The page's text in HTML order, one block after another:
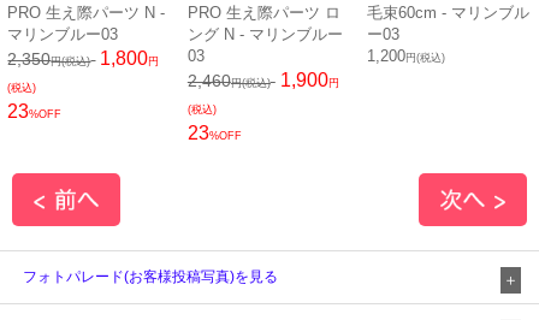
PRO 生え際パーツ N -
マリンブルー03
2,350円(税込) 1,800円
(税込)
23%OFF
PRO 生え際パーツ ロ
ング N - マリンブルー
03
2,460円(税込) 1,900円
(税込)
23%OFF
毛束60cm - マリンブル
ー03
1,200円(税込)
フォトパレード(お客様投稿写真)を見る